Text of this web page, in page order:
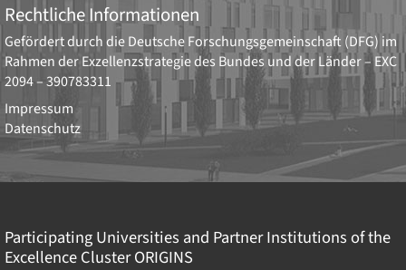
Rechtliche Informationen
Gefördert durch dieDeutsche Forschungsgemeinschaft (DFG) im
Rahmen der Exzellenzstrategie des Bundes und der Länder – EXC
2094 – 390783311
Impressum
Datenschutz
Participating Universities and Partner Institutions of the
Excellence ClusterORIGINS